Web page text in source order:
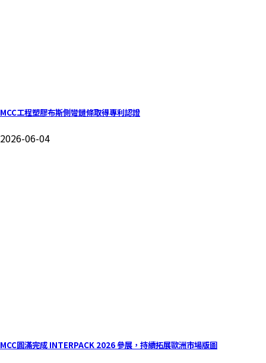
MCC工程塑膠布斯側彎鏈條取得專利認證
2026-06-04
MCC圓滿完成 INTERPACK 2026 參展，持續拓展歐洲市場版圖